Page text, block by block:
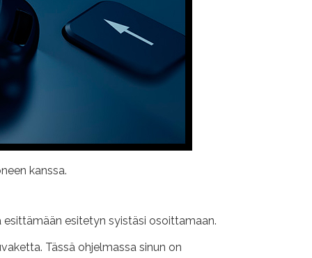
kanssa.
esitetyn syistäsi osoittamaan.
Tässä ohjelmassa sinun on